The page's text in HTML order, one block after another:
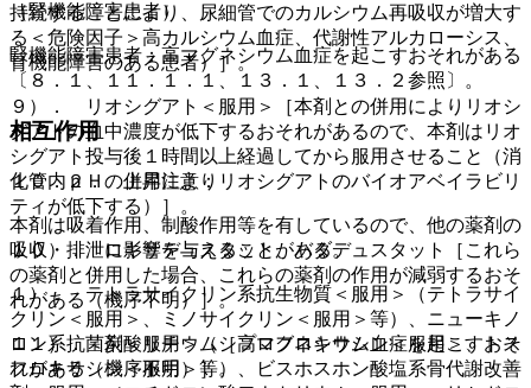
持続することにより、尿細管でのカルシウム再吸収が増大す
る＜危険因子＞高カルシウム血症、代謝性アルカローシス、
腎機能障害のある患者）］。
９）． リオシグアト＜服用＞［本剤との併用によりリオシ
グアトの血中濃度が低下するおそれがあるので、本剤はリオ
シグアト投与後１時間以上経過してから服用させること（消
化管内ｐＨの上昇によりリオシグアトのバイオアベイラビリ
ティが低下する）］。
１０）． ロキサデュスタット、バダデュスタット［これら
の薬剤と併用した場合、これらの薬剤の作用が減弱するおそ
れがある（機序不明）］。
１１）． 炭酸リチウム［高マグネシウム血症を起こすおそ
れがある（機序不明）］。
（腎機能障害患者）
腎機能障害患者：高マグネシウム血症を起こすおそれがある
〔８．１、１１．１．１、１３．１、１３．２参照〕。
相互作用
１０．２． 併用注意：
本剤は吸着作用、制酸作用等を有しているので、他の薬剤の
吸収・排泄に影響を与えることがある。
１）． テトラサイクリン系抗生物質＜服用＞（テトラサイ
クリン＜服用＞、ミノサイクリン＜服用＞等）、ニューキノ
ロン系抗菌剤＜服用＞（シプロフロキサシン＜服用＞、トス
フロキサシン＜服用＞等）、ビスホスホン酸塩系骨代謝改善